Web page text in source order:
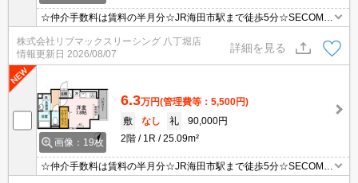
☆仲介手数料は賃料の半月分☆JR海田市駅まで徒歩5分☆SECOMセ
室乾燥機など人気の室内設備充実☆近隣にスーパーやコンビニがあ
り住環境良好です☆彡
株式会社リブマックスリーシング 八丁堀店
情報更新日 2026/08/07
詳細を見る
画像：19枚
6.3万円(管理費等：5,500円)
敷
なし 礼
90,000円
2階
1R 25.09m²
☆仲介手数料は賃料の半月分☆JR海田市駅まで徒歩5分☆SECOMセ